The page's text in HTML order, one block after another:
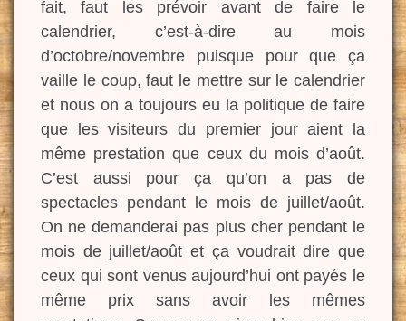
fait, faut les prévoir avant de faire le
calendrier, c’est-à-dire au mois
d’octobre/novembre puisque pour que ça
vaille le coup, faut le mettre sur le calendrier
et nous on a toujours eu la politique de faire
que les visiteurs du premier jour aient la
même prestation que ceux du mois d’août.
C’est aussi pour ça qu’on a pas de
spectacles pendant le mois de juillet/août.
On ne demanderai pas plus cher pendant le
mois de juillet/août et ça voudrait dire que
ceux qui sont venus aujourd’hui ont payés le
même prix sans avoir les mêmes